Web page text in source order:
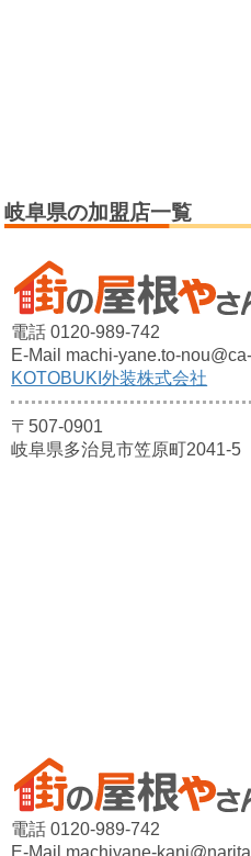
岐阜県の加盟店一覧
電話 0120-989-742
E-Mail machi-yane.to-
KOTOBUKI外装株式会社
〒507-0901
岐阜県多治見市笠原町2041-5
電話 0120-989-742